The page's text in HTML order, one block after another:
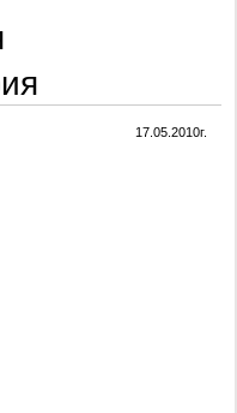
17.05.2010г.